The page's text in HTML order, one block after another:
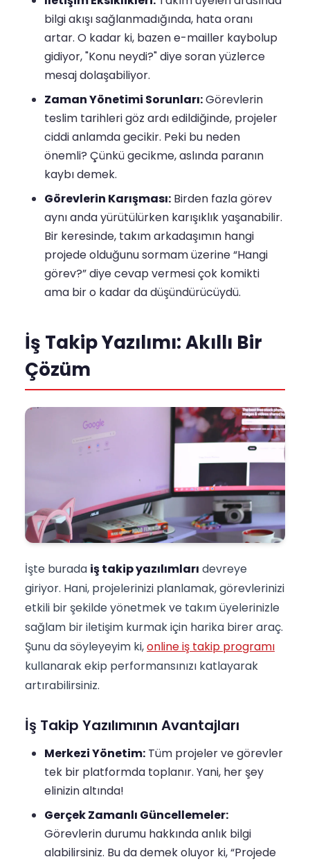
bilgi akışı sağlanmadığında, hata oranı
artar. O kadar ki, bazen e-mailler kaybolup
gidiyor, "Konu neydi?" diye soran yüzlerce
mesaj dolaşabiliyor.
Zaman Yönetimi Sorunları:Görevlerin
teslim tarihleri göz ardı edildiğinde, projeler
ciddi anlamda gecikir. Peki bu neden
önemli? Çünkü gecikme, aslında paranın
kaybı demek.
Görevlerin Karışması: Birden fazla görev
aynı anda yürütülürken karışıklık yaşanabilir.
Bir keresinde, takım arkadaşımın hangi
projede olduğunu sormam üzerine “Hangi
görev?” diye cevap vermesi çok komikti
ama bir o kadar da düşündürücüydü.
İş Takip Yazılımı: Akıllı Bir
Çözüm
İşte burada iş takip yazılımları devreye
giriyor. Hani, projelerinizi planlamak, görevlerinizi
etkili bir şekilde yönetmek ve takım üyelerinizle
sağlam bir iletişim kurmak için harika birer araç.
Şunu da söyleyeyim ki,online iş takip programı
kullanarak ekip performansınızı katlayarak
artırabilirsiniz.
İş Takip Yazılımının Avantajları
Merkezi Yönetim: Tüm projeler ve görevler
tek bir platformda toplanır. Yani, her şey
elinizin altında!
Gerçek Zamanlı Güncellemeler:
Görevlerin durumu hakkında anlık bilgi
alabilirsiniz. Bu da demek oluyor ki, “Projede